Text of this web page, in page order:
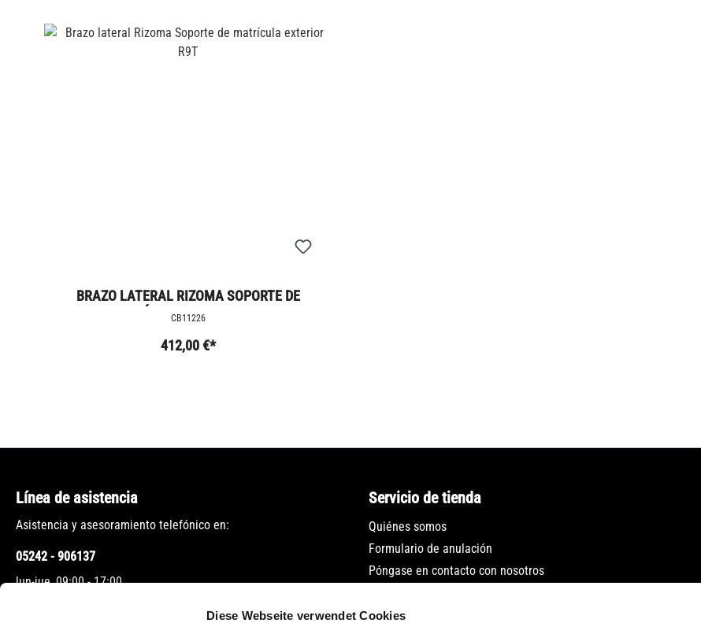
Diese Webseite verwendet Cookies
BRAZO LATERAL RIZOMA SOPORTE DE
MATRÍCULA EXTERIOR R9T
CB11226
412,00 €*
Línea de asistencia
Asistencia y asesoramiento telefónico en:
05242 - 906137
lun-jue, 09:00 - 17:00
Servicio de tienda
Quiénes somos
Formulario de anulación
Póngase en contacto con nosotros